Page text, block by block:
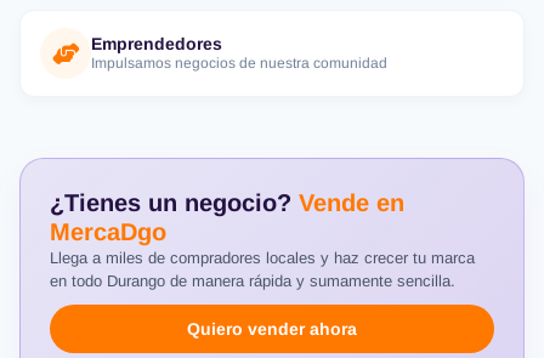
Emprendedores
Impulsamos negocios de nuestra comunidad
¿Tienes un negocio? Vende en
MercaDgo
Llega a miles de compradores locales y haz crecer tu marca
en todo Durango de manera rápida y sumamente sencilla.
Quiero vender ahora